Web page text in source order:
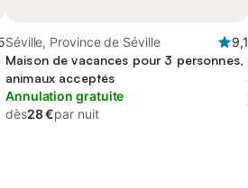
Séville, Province de Séville
9,1
Maison de vacances pour 3 personnes,
animaux acceptés
Annulation gratuite
dès28 €par nuit